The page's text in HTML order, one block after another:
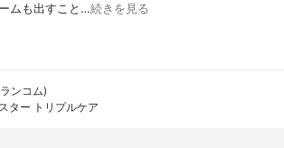
ムも出すこと…続きを見る
ンコム)
ター トリプルケア